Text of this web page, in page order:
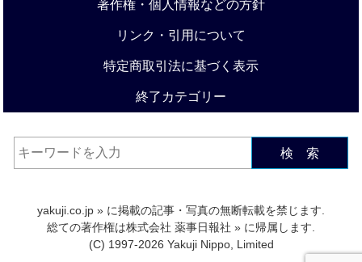
著作権・個人情報などの方針
リンク・引用について
特定商取引法に基づく表示
終了カテゴリー
検 索
yakuji.co.jp » に掲載の記事・写真の無断転載を禁じます.
総ての著作権は株式会社 薬事日報社 » に帰属します.
(C) 1997-2026 Yakuji Nippo, Limited